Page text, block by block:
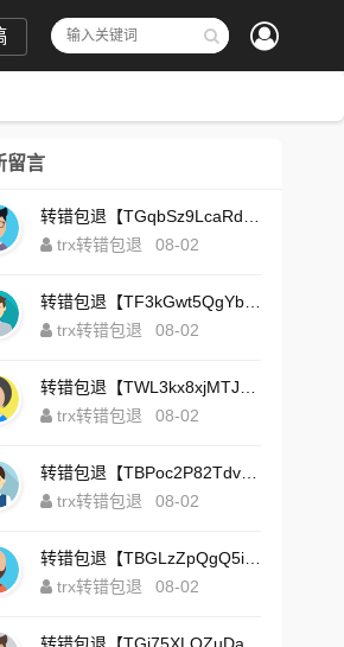
留言
trx转错包退
08-02
trx转错包退
08-02
trx转错包退
08-02
trx转错包退
08-02
trx转错包退
08-02